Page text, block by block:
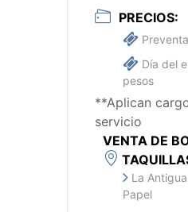
PRECIOS:
Día del
pesos
**Aplican
servicio
VENTA DE
La
Papel